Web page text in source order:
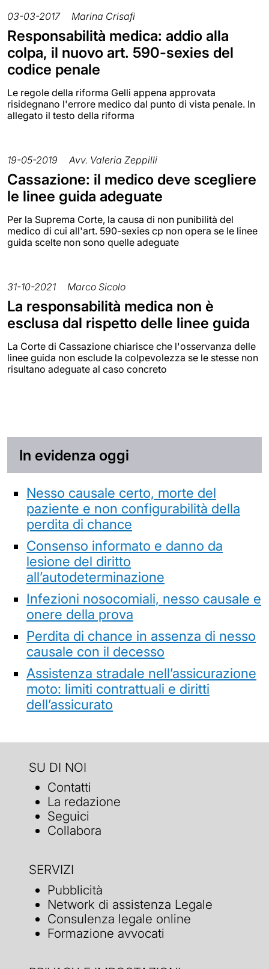
03-03-2017 Marina Crisafi
Responsabilità medica: addio alla
colpa, il nuovo art. 590-sexies del
codice penale
Le regole della riforma Gelli appena approvata
risidegnano l'errore medico dal punto di vista penale. In
allegato il testo della riforma
19-05-2019 Avv. Valeria Zeppilli
Cassazione: il medico deve scegliere
le linee guida adeguate
Per la Suprema Corte, la causa di non punibilità del
medico di cui all'art. 590-sexies cp non opera se le linee
guida scelte non sono quelle adeguate
31-10-2021 Marco Sicolo
La responsabilità medica non è
esclusa dal rispetto delle linee guida
La Corte di Cassazione chiarisce che l'osservanza delle
linee guida non esclude la colpevolezza se le stesse non
risultano adeguate al caso concreto
In evidenza oggi
Nesso causale certo, morte del
paziente e non configurabilità della
perdita di chance
Consenso informato e danno da
lesione del diritto
all’autodeterminazione
Infezioni nosocomiali, nesso causale e
onere della prova
Perdita di chance in assenza di nesso
causale con il decesso
Assistenza stradale nell’assicurazione
moto: limiti contrattuali e diritti
dell’assicurato
SU DI NOI
Contatti
La redazione
Seguici
Collabora
SERVIZI
Pubblicità
Network di assistenza Legale
Consulenza legale online
Formazione avvocati